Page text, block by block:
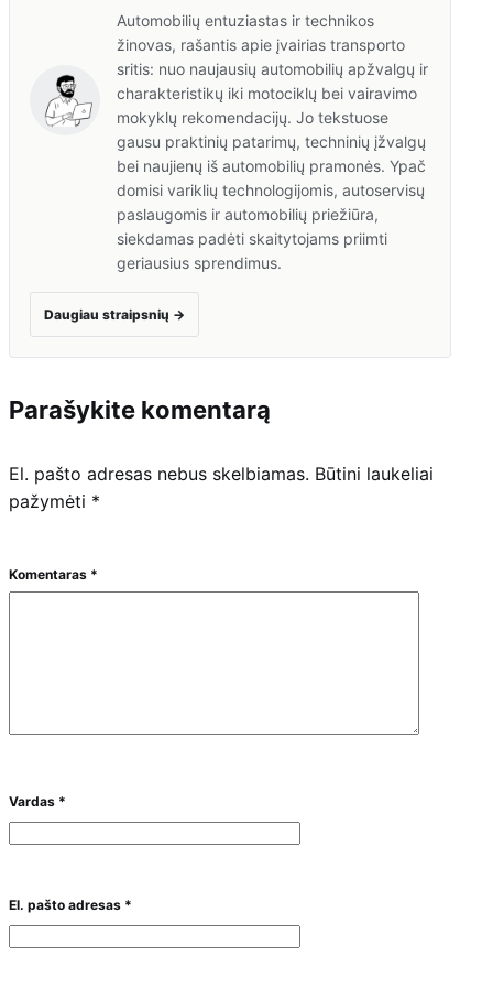
Automobilių entuziastas ir technikos
žinovas, rašantis apie įvairias transporto
sritis: nuo naujausių automobilių apžvalgų ir
charakteristikų iki motociklų bei vairavimo
mokyklų rekomendacijų. Jo tekstuose
gausu praktinių patarimų, techninių įžvalgų
bei naujienų iš automobilių pramonės. Ypač
domisi variklių technologijomis, autoservisų
paslaugomis ir automobilių priežiūra,
siekdamas padėti skaitytojams priimti
geriausius sprendimus.
Daugiau straipsnių →
Parašykite komentarą
El. pašto adresas nebus skelbiamas. Būtini laukeliai
pažymėti *
Komentaras *
Vardas *
El. pašto adresas *